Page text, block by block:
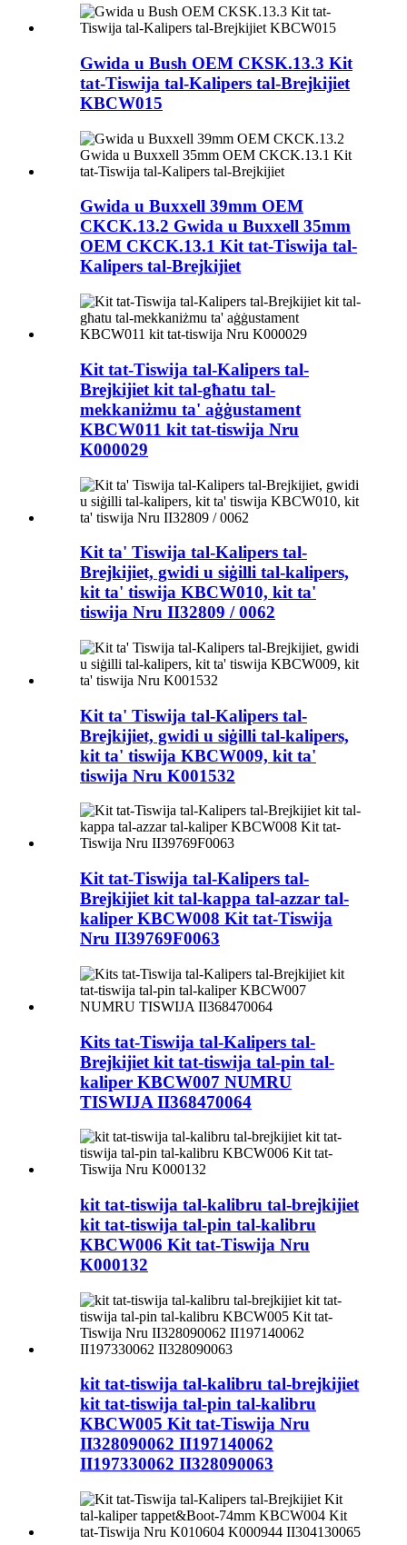
Gwida u Bush OEM CKSK.13.3 Kit
tat-Tiswija tal-Kalipers tal-Brejkijiet
KBCW015
Gwida u Buxxell 39mm OEM
CKCK.13.2 Gwida u Buxxell 35mm
OEM CKCK.13.1 Kit tat-Tiswija tal-
Kalipers tal-Brejkijiet
Kit tat-Tiswija tal-Kalipers tal-
Brejkijiet kit tal-għatu tal-
mekkaniżmu ta' aġġustament
KBCW011 kit tat-tiswija Nru
K000029
Kit ta' Tiswija tal-Kalipers tal-
Brejkijiet, gwidi u siġilli tal-kalipers,
kit ta' tiswija KBCW010, kit ta'
tiswija Nru II32809 / 0062
Kit ta' Tiswija tal-Kalipers tal-
Brejkijiet, gwidi u siġilli tal-kalipers,
kit ta' tiswija KBCW009, kit ta'
tiswija Nru K001532
Kit tat-Tiswija tal-Kalipers tal-
Brejkijiet kit tal-kappa tal-azzar tal-
kaliper KBCW008 Kit tat-Tiswija
Nru II39769F0063
Kits tat-Tiswija tal-Kalipers tal-
Brejkijiet kit tat-tiswija tal-pin tal-
kaliper KBCW007 NUMRU
TISWIJA II368470064
kit tat-tiswija tal-kalibru tal-brejkijiet
kit tat-tiswija tal-pin tal-kalibru
KBCW006 Kit tat-Tiswija Nru
K000132
kit tat-tiswija tal-kalibru tal-brejkijiet
kit tat-tiswija tal-pin tal-kalibru
KBCW005 Kit tat-Tiswija Nru
II328090062 II197140062
II197330062 II328090063